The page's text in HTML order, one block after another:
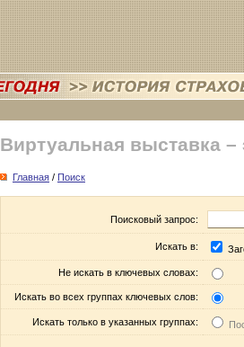
Виртуальная выставка –
Главная / Поиск
Поисковый запрос:
Искать в:
Не искать в ключевых словах:
Искать во всех группах ключевых слов:
Искать только в указанных группах: